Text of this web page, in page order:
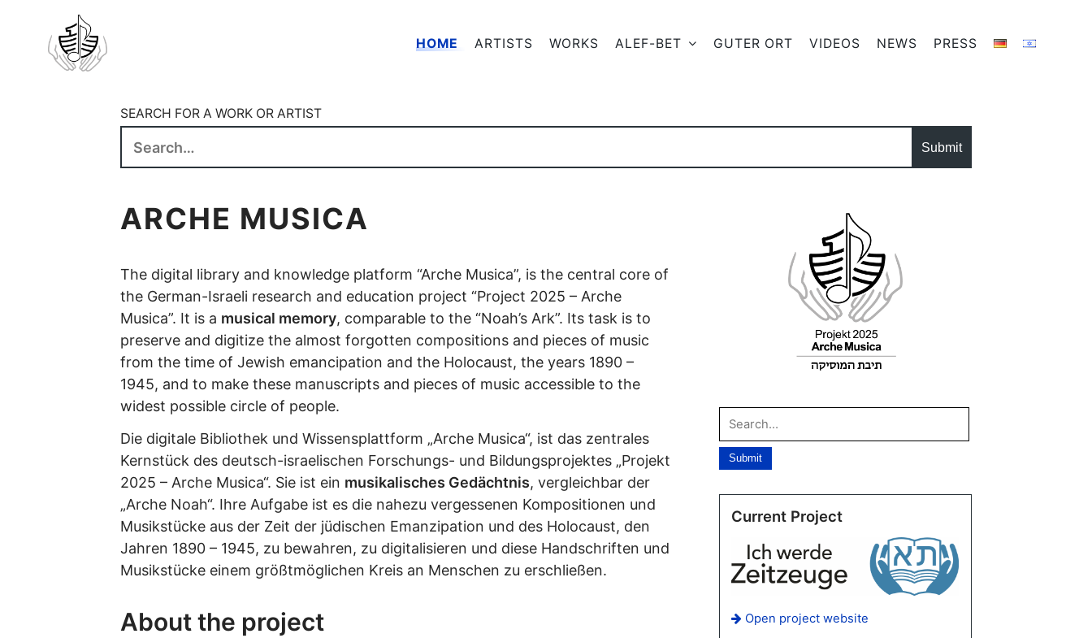
HOME ARTISTS WORKS ALEF-BET GUTER ORT VIDEOS NEWS PRESS
SEARCH FOR A WORK OR ARTIST
ARCHE MUSICA
The digital library and knowledge platform “Arche Musica”, is the central core of
the German-Israeli research and education project “Project 2025 – Arche
Musica”. It is a musical memory, comparable to the “Noah’s Ark”. Its task is to
preserve and digitize the almost forgotten compositions and pieces of music
from the time of Jewish emancipation and the Holocaust, the years 1890 –
1945, and to make these manuscripts and pieces of music accessible to the
widest possible circle of people.
Die digitale Bibliothek und Wissensplattform „Arche Musica“, ist das zentrales
Kernstück des deutsch-israelischen Forschungs- und Bildungsprojektes „Projekt
2025 – Arche Musica“. Sie ist ein musikalisches Gedächtnis, vergleichbar der
„Arche Noah“. Ihre Aufgabe ist es die nahezu vergessenen Kompositionen und
Musikstücke aus der Zeit der jüdischen Emanzipation und des Holocaust, den
Jahren 1890 – 1945, zu bewahren, zu digitalisieren und diese Handschriften und
Musikstücke einem größtmöglichen Kreis an Menschen zu erschließen.
About the project
Current Project
Open project website